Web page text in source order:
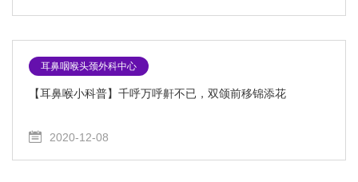
耳鼻咽喉头颈外科中心
【耳鼻喉小科普】千呼万呼鼾不已，双颌前移锦添花
2020-12-08